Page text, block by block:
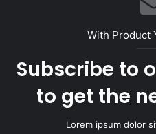
With Product
Subscribe to
to get the
Lorem ipsum dolor